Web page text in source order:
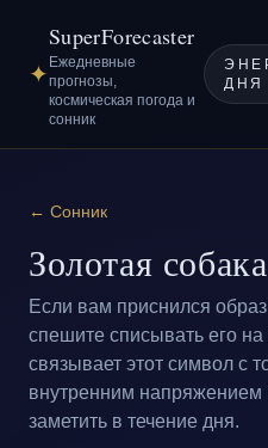
✦
SuperForecaster
Ежедневные
прогнозы,
космическая погода и
сонник
ДНЯ
← Сонник
Золотая собака
Если вам приснился
спешите списывать его
связывает этот символ с
внутренним напряжением
заметить в течение дня.